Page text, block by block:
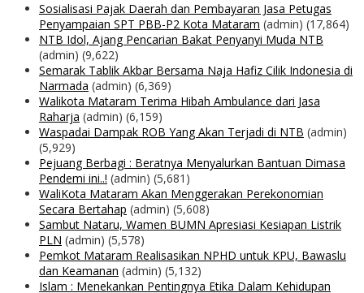
Sosialisasi Pajak Daerah dan Pembayaran Jasa Petugas
Penyampaian SPT PBB-P2 Kota Mataram (admin) (17,864)
NTB Idol, Ajang Pencarian Bakat Penyanyi Muda NTB
(admin) (9,622)
Semarak Tablik Akbar Bersama Naja Hafiz Cilik Indonesia di
Narmada (admin) (6,369)
Walikota Mataram Terima Hibah Ambulance dari Jasa
Raharja (admin) (6,159)
Waspadai Dampak ROB Yang Akan Terjadi di NTB (admin)
(5,929)
Pejuang Berbagi : Beratnya Menyalurkan Bantuan Dimasa
Pendemi ini..! (admin) (5,681)
WaliKota Mataram Akan Menggerakan Perekonomian
Secara Bertahap (admin) (5,608)
Sambut Nataru, Wamen BUMN Apresiasi Kesiapan Listrik
PLN (admin) (5,578)
Pemkot Mataram Realisasikan NPHD untuk KPU, Bawaslu
dan Keamanan (admin) (5,132)
Islam : Menekankan Pentingnya Etika Dalam Kehidupan